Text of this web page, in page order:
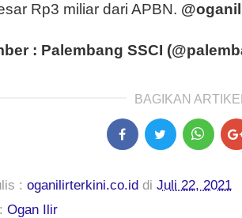
Rp3 miliar dari APBN.
: Palembang SSCI
BAGIKAN
: oganilirterkini.co.id di Juli 22, 2021
Ogan Ilir